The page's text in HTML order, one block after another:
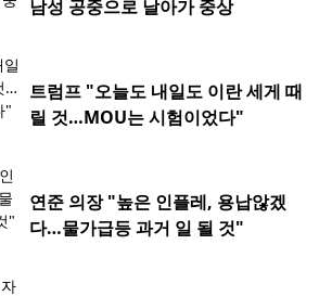
남성 공중으로 날아가 중상
트럼프 "오늘도 내일도 이란 세게 때
릴 것…MOU는 시험이었다"
연준 의장 "높은 인플레, 용납않겠
다…물가급등 과거 일 될 것"